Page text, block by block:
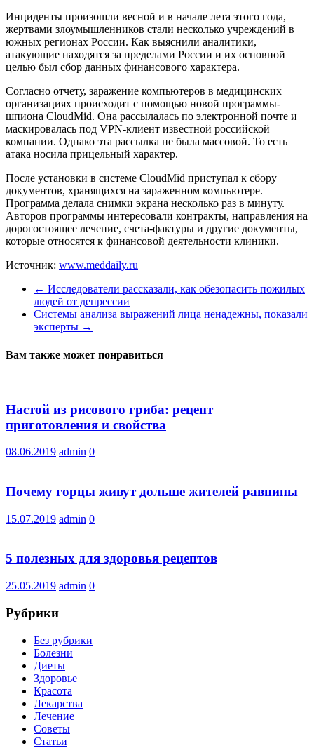
Инциденты произошли весной и в начале лета этого года,
жертвами злоумышленников стали несколько учреждений в
южных регионах России. Как выяснили аналитики,
атакующие находятся за пределами России и их основной
целью был сбор данных финансового характера.
Согласно отчету, заражение компьютеров в медицинских
организациях происходит с помощью новой программы-
шпиона CloudMid. Она рассылалась по электронной почте и
маскировалась под VPN-клиент известной российской
компании. Однако эта рассылка не была массовой. То есть
атака носила прицельный характер.
После установки в системе CloudMid приступал к сбору
документов, хранящихся на зараженном компьютере.
Программа делала снимки экрана несколько раз в минуту.
Авторов программы интересовали контракты, направления на
дорогостоящее лечение, счета-фактуры и другие документы,
которые относятся к финансовой деятельности клиники.
Источник: www.meddaily.ru
← Исследователи рассказали, как обезопасить пожилых
людей от депрессии
Системы анализа выражений лица ненадежны, показали
эксперты →
Вам также может понравиться
Настой из рисового гриба: рецепт
приготовления и свойства
08.06.2019 admin 0
Почему горцы живут дольше жителей равнины
15.07.2019 admin 0
5 полезных для здоровья рецептов
25.05.2019 admin 0
Рубрики
Без рубрики
Болезни
Диеты
Здоровье
Красота
Лекарства
Лечение
Советы
Статьи